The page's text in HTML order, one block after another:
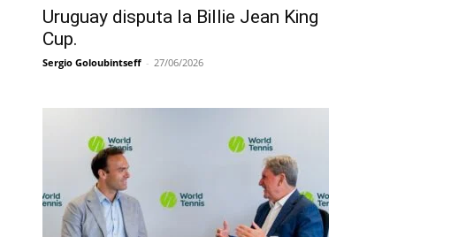
Uruguay disputa la Billie Jean King
Cup.
Sergio Goloubintseff - 27/06/2026